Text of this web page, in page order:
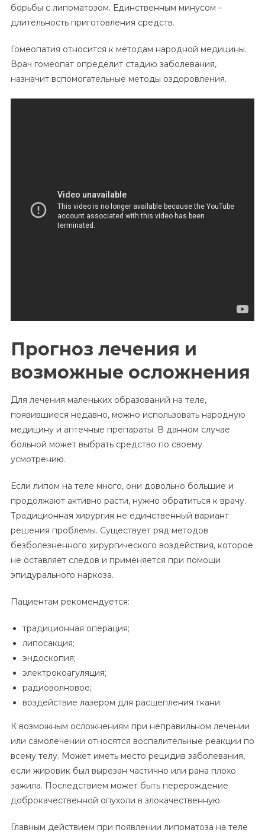
борьбы с липоматозом. Единственным минусом –
длительность приготовления средств.
Гомеопатия относится к методам народной медицины.
Врач гомеопат определит стадию заболевания,
назначит вспомогательные методы оздоровления.
Прогноз лечения и
возможные осложнения
Для лечения маленьких образований на теле,
появившиеся недавно, можно использовать народную
медицину и аптечные препараты. В данном случае
больной может выбрать средство по своему
усмотрению.
Если липом на теле много, они довольно большие и
продолжают активно расти, нужно обратиться к врачу.
Традиционная хирургия не единственный вариант
решения проблемы. Существует ряд методов
безболезненного хирургического воздействия, которое
не оставляет следов и применяется при помощи
эпидурального наркоза.
Пациентам рекомендуется:
традиционная операция;
липосакция;
эндоскопия;
электрокоагуляция;
радиоволновое;
воздействие лазером для расщепления ткани.
К возможным осложнениям при неправильном лечении
или самолечении относятся воспалительные реакции по
всему телу. Может иметь место рецидив заболевания,
если жировик был вырезан частично или рана плохо
зажила. Последствием может быть перерождение
доброкачественной опухоли в злокачественную.
Главным действием при появлении липоматоза на теле